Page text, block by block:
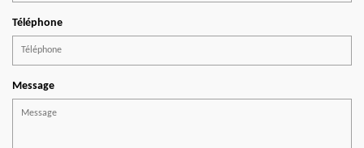
Téléphone
Message